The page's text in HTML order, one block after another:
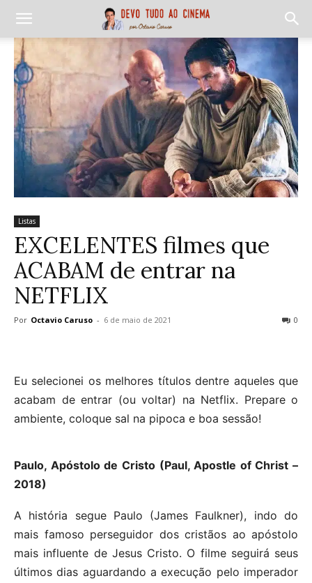
Listas
EXCELENTES filmes que
ACABAM de entrar na
NETFLIX
Por Octavio Caruso - 6 de maio de 2021 0
Eu selecionei os melhores títulos dentre aqueles que
acabam de entrar (ou voltar) na Netflix. Prepare o
ambiente, coloque sal na pipoca e boa sessão!
Paulo, Apóstolo de Cristo (Paul, Apostle of Christ –
2018)
A história segue Paulo (James Faulkner), indo do
mais famoso perseguidor dos cristãos ao apóstolo
mais influente de Jesus Cristo. O filme seguirá seus
últimos dias aguardando a execução pelo imperador